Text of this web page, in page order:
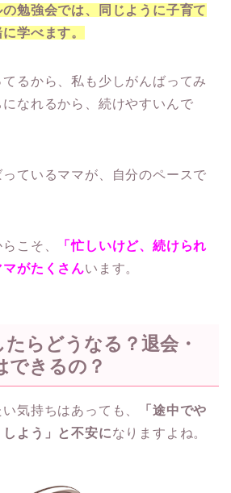
勉強会では、同じように子育て
学べます。
てるから、私も少しがんばってみ
なれるから、続けやすいんで
ているママが、自分のペースで
こそ、
「忙しいけど、続けられ
がたくさんいます。
らどうなる？退会・
できるの？
気持ちはあっても、
「途中でや
よう」と不安になりますよね。